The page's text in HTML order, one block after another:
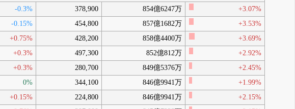
Barclays Capital Securities Ltd
1,206,828株（0.94%）
5月 07, 2026
（空売り報告）Barclays Capital Securities Ltd
（空売り報告）Barclays Capital Securities Ltd
962,228株（0.75%）+0.06% 4月 30, 2026
（空売り報告） Barclays Capital Securities Ltd
883,828株（0.69%）
W （空売り報告）Barclays Capital Securities Ltd
683,228株（0.53%）
（IR情報）
16:30 2026年３月期 決算説明会（アナ
リスト・機関投資家向け）開催のご案内
4月 06, 2026
-0.3% 378,900 854億6247万
+3.07%
-0.15% 454,800 857億1682万
+3.53%
+0.75% 428,200 858億4400万
+3.69%
+0.3% 497,300 852億812万
+2.92%
+0.3% 280,700 849億5376万
+2.45%
0% 344,100 846億9941万
+1.99%
+0.15% 224,800 846億9941万
+2.15%